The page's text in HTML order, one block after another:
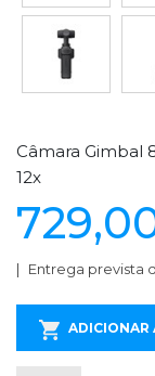
Câmara Gimbal
12x
Entrega prevista
ADICIONAR